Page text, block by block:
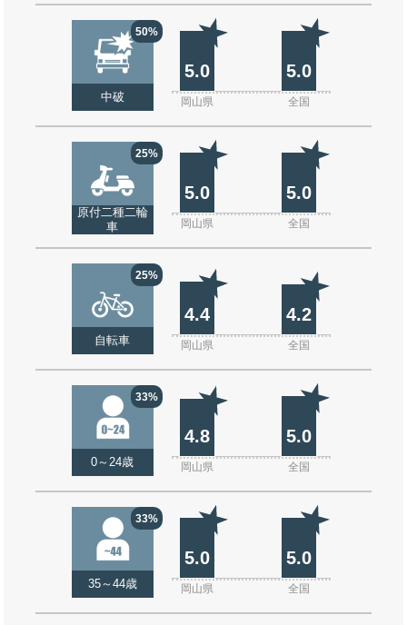
50%
中破
5.0 5.0
岡山県 全国
25%
原付二種二輪
車
5.0 5.0
岡山県 全国
25%
自転車
4.4 4.2
岡山県 全国
33%
0～24歳
4.8 5.0
岡山県 全国
33%
35～44歳
5.0 5.0
岡山県 全国